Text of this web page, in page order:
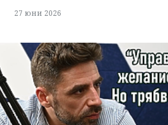
27 юни 2026